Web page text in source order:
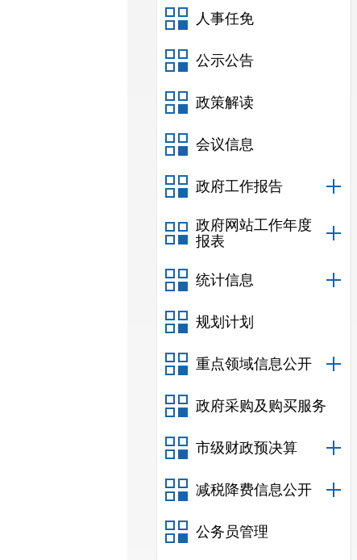
人事任免
公示公告
政策解读
会议信息
政府工作报告
政府网站工作年度
报表
统计信息
规划计划
重点领域信息公开
政府采购及购买服务
市级财政预决算
减税降费信息公开
公务员管理